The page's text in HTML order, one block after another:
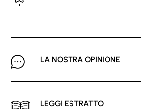
LA NOSTRA OPINIONE
LEGGI ESTRATTO